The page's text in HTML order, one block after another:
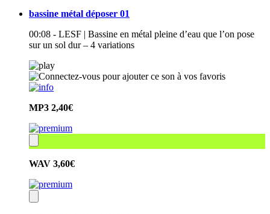
bassine métal déposer 01
00:08 - LESF | Bassine en métal pleine d’eau que l’on pose
sur un sol dur – 4 variations
MP3 2,40€
WAV 3,60€